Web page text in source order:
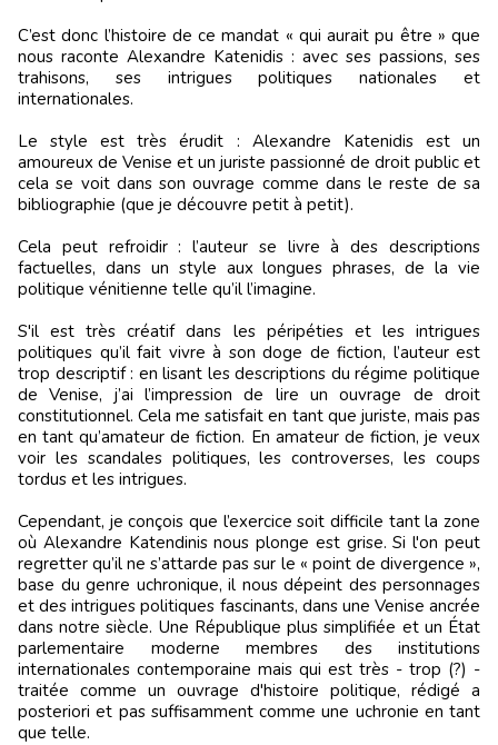
C’est donc l’histoire de ce mandat « qui aurait pu être » que
nous raconte Alexandre Katenidis : avec ses passions, ses
trahisons, ses intrigues politiques nationales et
internationales.
Le style est très érudit : Alexandre Katenidis est un
amoureux de Venise et un juriste passionné de droit public et
cela se voit dans son ouvrage comme dans le reste de sa
bibliographie (que je découvre petit à petit).
Cela peut refroidir : l’auteur se livre à des descriptions
factuelles, dans un style aux longues phrases, de la vie
politique vénitienne telle qu’il l’imagine.
S'il est très créatif dans les péripéties et les intrigues
politiques qu’il fait vivre à son doge de fiction, l’auteur est
trop descriptif : en lisant les descriptions du régime politique
de Venise, j’ai l’impression de lire un ouvrage de droit
constitutionnel. Cela me satisfait en tant que juriste, mais pas
en tant qu’amateur de fiction. En amateur de fiction, je veux
voir les scandales politiques, les controverses, les coups
tordus et les intrigues.
Cependant, je conçois que l’exercice soit difficile tant la zone
où Alexandre Katendinis nous plonge est grise. Si l'on peut
regretter qu’il ne s’attarde pas sur le « point de divergence »,
base du genre uchronique, il nous dépeint des personnages
et des intrigues politiques fascinants, dans une Venise ancrée
dans notre siècle. Une République plus simplifiée et un État
parlementaire moderne membres des institutions
internationales contemporaine mais qui est très - trop (?) -
traitée comme un ouvrage d'histoire politique, rédigé a
posteriori et pas suffisamment comme une uchronie en tant
que telle.